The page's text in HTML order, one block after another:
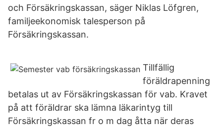
och Försäkringskassan, säger Niklas Löfgren,
familjeekonomisk talesperson på
Försäkringskassan.
Tillfällig
föräldrapenning
betalas ut av Försäkringskassan för vab. Kravet
på att föräldrar ska lämna läkarintyg till
Försäkringskassan fr o m dag åtta när deras